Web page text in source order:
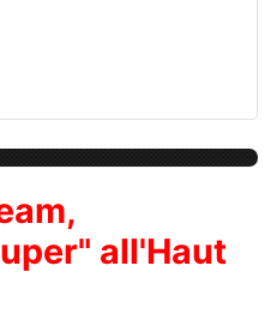
all'Haut